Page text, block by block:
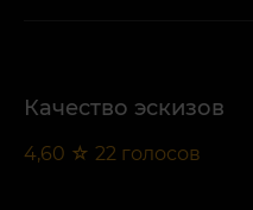
Качество эскизов
4,60 ☆ 22 голосов